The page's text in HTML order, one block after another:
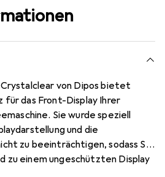
von Dipos bietet
für das Front-Display Ihrer
Sie wurde speziell
und die
zu beeinträchtigen, sodass Sie
zu einem ungeschützten Display